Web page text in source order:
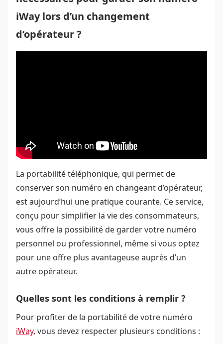
iWay lors d’un changement
d’opérateur ?
La portabilité téléphonique, qui permet de
conserver son numéro en changeant d’opérateur,
est aujourd’hui une pratique courante. Ce service,
conçu pour simplifier la vie des consommateurs,
vous offre la possibilité de garder votre numéro
personnel ou professionnel, même si vous optez
pour une offre plus avantageuse auprès d’un
autre opérateur.
Quelles sont les conditions à remplir ?
Pour profiter de la portabilité de votre numéro
iWay, vous devez respecter plusieurs conditions :